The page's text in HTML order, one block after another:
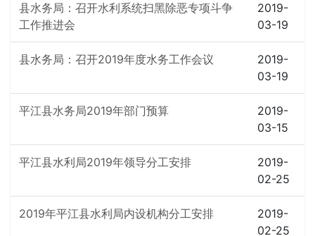
县水务局：召开水利系统扫黑除恶专项斗争
工作推进会
2019-
03-19
县水务局：召开2019年度水务工作会议
2019-
03-19
平江县水务局2019年部门预算
2019-
03-15
平江县水利局2019年领导分工安排
2019-
02-25
2019年平江县水利局内设机构分工安排
2019-
02-25